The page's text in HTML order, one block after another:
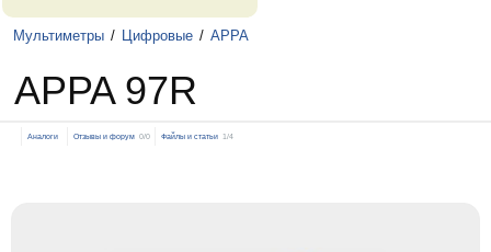
Мультиметры / Цифровые / APPA
APPA 97R
Аналоги Отзывы и форум 0/0 Файлы и статьи 1/4